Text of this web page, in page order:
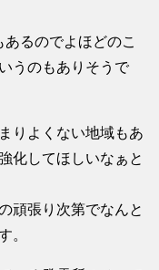
るのでよほどのこ
うのもありそうで
りよくない地域もあ
化してほしいなぁと
頑張り次第でなんと
。